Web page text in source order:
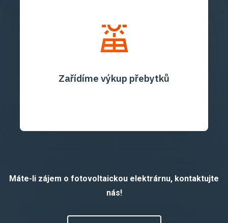
Zařídíme výkup přebytků
Máte-li zájem o fotovoltaickou elektrárnu, kontaktujte
nás!